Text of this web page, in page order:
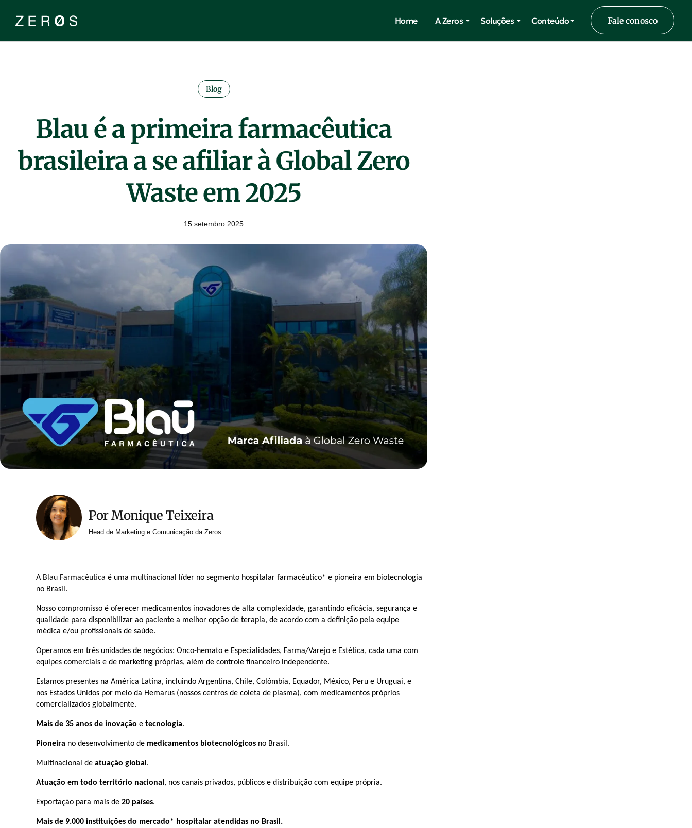
Home A Zeros Soluções Conteúdo Fale conosco
Blog
Blau é a primeira farmacêutica
brasileira a se afiliar à Global Zero
Waste em 2025
15 setembro 2025
Por Monique Teixeira
Head de Marketing e Comunicação da Zeros
A Blau Farmacêutica é uma multinacional líder no segmento hospitalar farmacêutico* e pioneira em biotecnologia
no Brasil.
Nosso compromisso é oferecer medicamentos inovadores de alta complexidade, garantindo eficácia, segurança e
qualidade para disponibilizar ao paciente a melhor opção de terapia, de acordo com a definição pela equipe
médica e/ou profissionais de saúde.
Operamos em três unidades de negócios: Onco-hemato e Especialidades, Farma/Varejo e Estética, cada uma com
equipes comerciais e de marketing próprias, além de controle financeiro independente.
Estamos presentes na América Latina, incluindo Argentina, Chile, Colômbia, Equador, México, Peru e Uruguai, e
nos Estados Unidos por meio da Hemarus (nossos centros de coleta de plasma), com medicamentos próprios
comercializados globalmente.
Mais de 35 anos de inovação e tecnologia.
Pioneira no desenvolvimento de medicamentos biotecnológicos no Brasil.
Multinacional de atuação global .
Atuação em todo território nacional , nos canais privados, públicos e distribuição com equipe própria.
Exportação para mais de 20 países.
Mais de 9.000 instituições do mercado* hospitalar atendidas no Brasil.